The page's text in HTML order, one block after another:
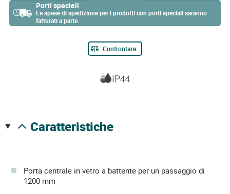
Porti speciali
Le spese di spedizione per i prodotti con porti speciali saranno
fatturati a parte.
Confrontare
caratteristiche
Porta centrale in vetro a battente per un passaggio di
1200 mm